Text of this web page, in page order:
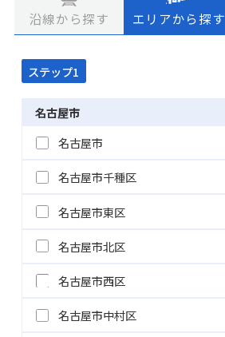
沿線から探す エリアから探す
ステップ1
名古屋市
名古屋市
名古屋市千種区
名古屋市東区
名古屋市北区
名古屋市西区
名古屋市中村区